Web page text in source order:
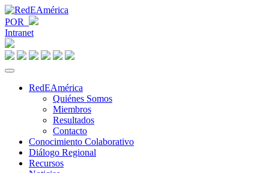
POR
Intranet
RedEAmérica
Quiénes Somos
Miembros
Resultados
Contacto
Conocimiento Colaborativo
Diálogo Regional
Recursos